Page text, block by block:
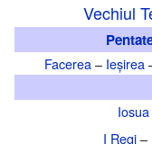
Vechiul
Facerea– Ieșirea
I Regi–